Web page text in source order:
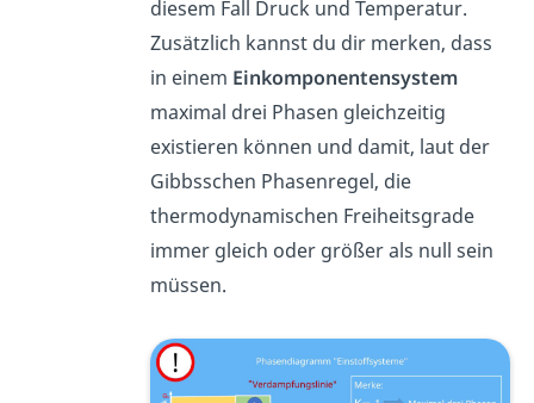
diesem Fall Druck und Temperatur.
Zusätzlich kannst du dir merken, dass
in einem Einkomponentensystem
maximal drei Phasen gleichzeitig
existieren können und damit, laut der
Gibbsschen Phasenregel, die
thermodynamischen Freiheitsgrade
immer gleich oder größer als null sein
müssen.